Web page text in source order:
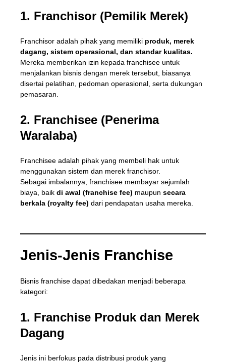
1. Franchisor (Pemilik Merek)
Franchisor adalah pihak yang memiliki produk, merek
dagang, sistem operasional, dan standar kualitas.
Mereka memberikan izin kepada franchisee untuk
menjalankan bisnis dengan merek tersebut, biasanya
disertai pelatihan, pedoman operasional, serta dukungan
pemasaran.
2. Franchisee (Penerima
Waralaba)
Franchisee adalah pihak yang membeli hak untuk
menggunakan sistem dan merek franchisor.
Sebagai imbalannya, franchisee membayar sejumlah
biaya, baik di awal (franchise fee) maupun secara
berkala (royalty fee) dari pendapatan usaha mereka.
Jenis-Jenis Franchise
Bisnis franchise dapat dibedakan menjadi beberapa
kategori:
1. Franchise Produk dan Merek
Dagang
Jenis ini berfokus pada distribusi produk yang